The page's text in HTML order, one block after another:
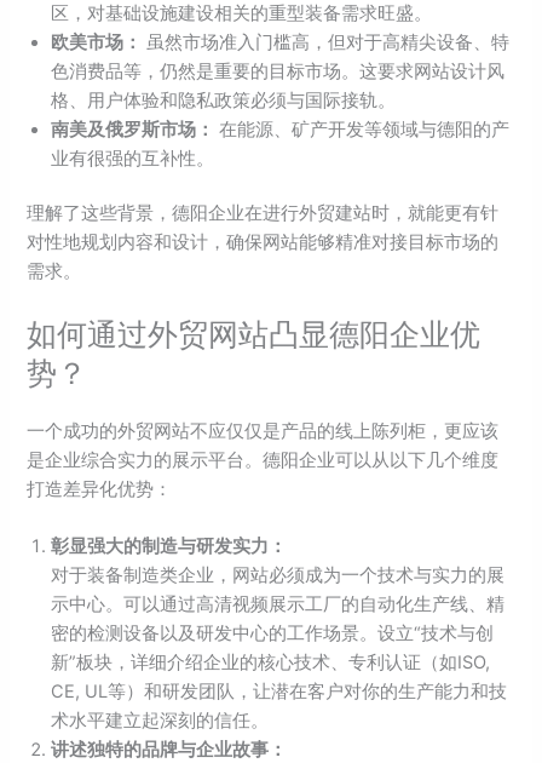
区，对基础设施建设相关的重型装备需求旺盛。
欧美市场：
虽然市场准入门槛高，但对于高精尖设备、特
色消费品等，仍然是重要的目标市场。这要求网站设计风
格、用户体验和隐私政策必须与国际接轨。
南美及俄罗斯市场： 在能源、矿产开发等领域与德阳的产
业有很强的互补性。
理解了这些背景，德阳企业在进行外贸建站时，就能更有针
对性地规划内容和设计，确保网站能够精准对接目标市场的
需求。
如何通过外贸网站凸显德阳企业优
势？
一个成功的外贸网站不应仅仅是产品的线上陈列柜，更应该
是企业综合实力的展示平台。德阳企业可以从以下几个维度
打造差异化优势：
彰显强大的制造与研发实力：
对于装备制造类企业，网站必须成为一个技术与实力的展
示中心。可以通过高清视频展示工厂的自动化生产线、精
密的检测设备以及研发中心的工作场景。设立“技术与创
新”板块，详细介绍企业的核心技术、专利认证（如ISO,
CE, UL等）和研发团队，让潜在客户对你的生产能力和技
术水平建立起深刻的信任。
讲述独特的品牌与企业故事：